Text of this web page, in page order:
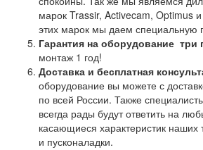
марок Trassir, Activecam, Optimus
этих марок мы даем специальную
Гарантия на оборудование три
монтаж 1 год!
Доставка и бесплатная
оборудование вы можете с
по всей России. Также
всегда рады будут ответить на
касающиеся характеристик наших
и пусконаладки.